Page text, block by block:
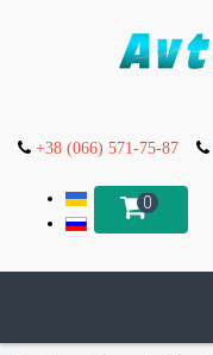
+38 (066) 571-75-87
0